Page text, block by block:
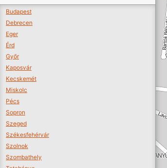
Budapest
Debrecen
Eger
Érd
Győr
Kaposvár
Kecskemét
Miskolc
Pécs
Sopron
Szeged
Székesfehérvár
Szolnok
Szombathely